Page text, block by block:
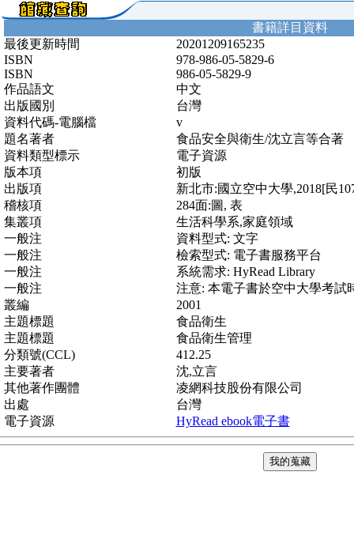
書籍詳目資料
最後更新時間
20201209165235
ISBN
978-986-05-5829-6
ISBN
986-05-5829-9
作品語文
中文
出版國別
台灣
資料代碼-電腦檔
v
題名著者
食品安全與衛生/沈立言等合著
資料類型標示
電子資源
版本項
初版
出版項
新北市:國立空中大學,2018[民
稽核項
284面:圖, 表
集叢項
生活科學系,家庭領域
一般注
資料型式: 文字
一般注
檢索型式: 電子書服務平台
一般注
系統需求: HyRead Library
一般注
注意: 本電子書於空中大學考試
叢編
2001
主題標題
食品衛生
主題標題
食品衛生管理
分類號(CCL)
412.25
主要著者
沈,立言
其他著作團體
凌網科技股份有限公司
出處
台灣
電子資源
HyRead ebook電子書